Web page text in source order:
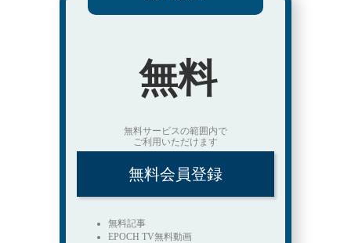
無料
無料サービスの範囲内で
ご利用いただけます
無料会員登録
無料記事
EPOCH TV無料動画